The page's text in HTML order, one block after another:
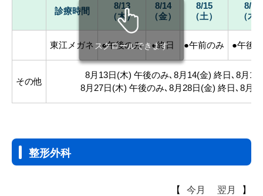
スクロールできます
診療時間
8/13
（木）
8/14
（金）
8/15
（土）
8/27
（木
東江メガネ ●午後のみ ●終日 ●午前のみ ●午後
その他
8月13日(木) 午後のみ､8月14(金) 終日､8月15
8月27日(木) 午後のみ､8月28日(金) 終日､8月
整形外科
【 今月 翌月 】